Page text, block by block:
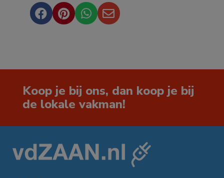
   
Koop je bij ons, dan koop je bij
de lokale vakman!